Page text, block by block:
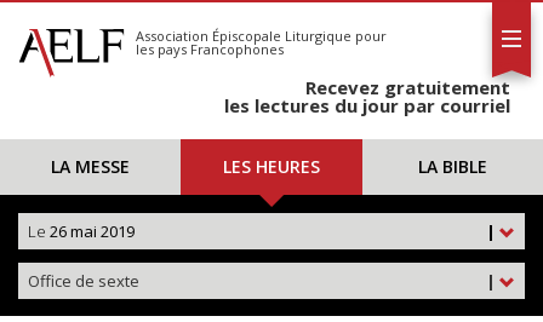
S'abonner
Calendrier
Association Épiscopale Liturgique pour
les pays Francophones
Recevez gratuitement
les lectures du jour par courriel
LA MESSE LES HEURES LA BIBLE
|
Le 26 mai 2019
|
Office de sexte